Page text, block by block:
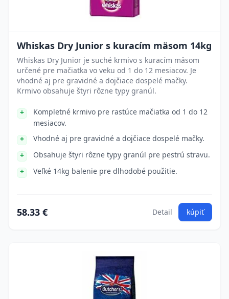
Whiskas Dry Junior s kuracím mäsom 14kg
Whiskas Dry Junior je suché krmivo s kuracím mäsom
určené pre mačiatka vo veku od 1 do 12 mesiacov. Je
vhodné aj pre gravidné a dojčiace dospelé mačky.
Krmivo obsahuje štyri rôzne typy granúl.
Kompletné krmivo pre rastúce mačiatka od 1 do 12
mesiacov.
Vhodné aj pre gravidné a dojčiace dospelé mačky.
Obsahuje štyri rôzne typy granúl pre pestrú stravu.
Veľké 14kg balenie pre dlhodobé použitie.
58.33 € Detail kúpiť